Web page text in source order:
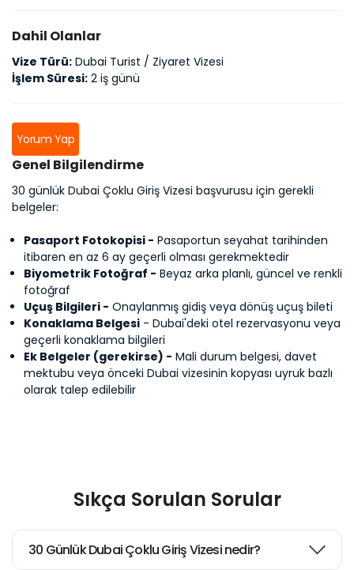
Dahil Olanlar
Vize Türü: Dubai Turist / Ziyaret Vizesi
İşlem Süresi: 2 iş günü
Yorum Yap
Genel Bilgilendirme
30 günlük Dubai Çoklu Giriş Vizesi başvurusu için gerekli
belgeler:
Pasaport Fotokopisi - Pasaportun seyahat tarihinden
itibaren en az 6 ay geçerli olması gerekmektedir
Biyometrik Fotoğraf - Beyaz arka planlı, güncel ve renkli
fotoğraf
Uçuş Bilgileri - Onaylanmış gidiş veya dönüş uçuş bileti
Konaklama Belgesi - Dubai'deki otel rezervasyonu veya
geçerli konaklama bilgileri
Ek Belgeler (gerekirse) - Mali durum belgesi, davet
mektubu veya önceki Dubai vizesinin kopyası uyruk bazlı
olarak talep edilebilir
Sıkça Sorulan Sorular
30 Günlük Dubai Çoklu Giriş Vizesi nedir?